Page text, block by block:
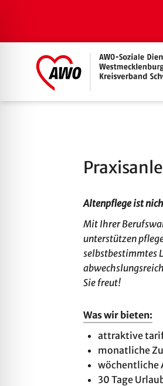
Altenpflege ist
Mit Ihrer
unterstützen
selbstbestimmtes
Sie freut!
Was wir bieten:
attraktive
monatliche
wöchentliche
30 Tage